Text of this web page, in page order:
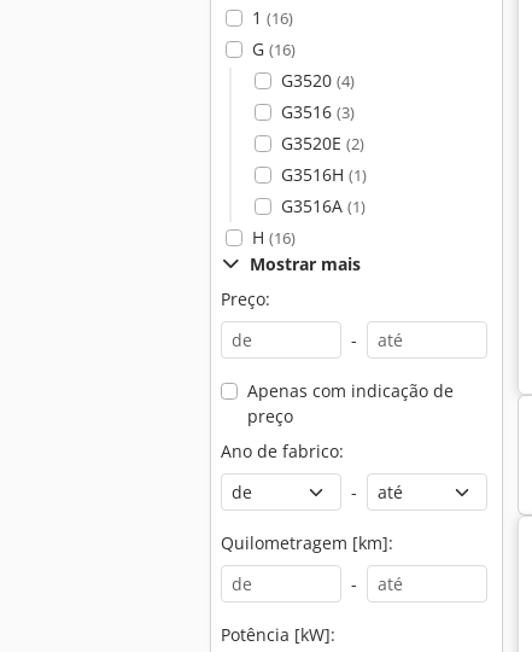
1 (16)
G (16)
G3520 (4)
G3516 (3)
G3520E (2)
G3516H (1)
G3516A (1)
H (16)
Mostrar mais
Preço:
-
Apenas com indicação de
preço
Ano de fabrico:
-
Quilometragem [km]:
-
Potência [kW]:
Caterpillar 235 Caterpillar 229